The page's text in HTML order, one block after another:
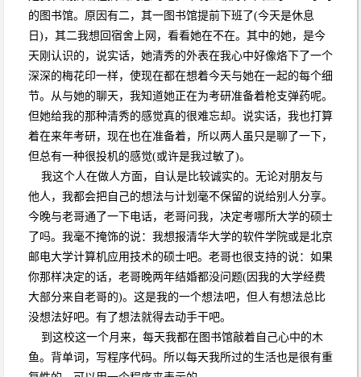
的图书馆。原因有二，其一图书馆提前下班了(今天是休息
日)，其二我想回宿舍上网，看看她在不在。其中的她，是今
天刚认识的，说实话，她清秀的外表在我心中好像烙下了一个
深深的梅花印一样，使现在都在想着今天与她在一起的每个细
节。从与她的聊天，我知道她正在为考研准备着枪支弹药呢。
但她给我的那种清秀的感觉真的很难忘却。说实话，我也打算
着在来年考研，现在也在准备着，所以两人虽只是聊了一下，
但总有一种很投机的感觉(或许是我过敏了)。
我这个人在做人方面，自认是比较诚实的。无论对朋友与
他人，我都会把自己的想法与计划毫不保留的说给别人分享。
今晚与老哥通了一下电话，老哥问我，决定考哪所大学的硕士
了吗。我毫不掩饰的说：我想报清华大学的软件学院或是北京
邮电大学计算机应用技术的硕士吧。老哥也很支持的说：如果
你那样决定的话，老哥晚两年结婚都没问题(因我的大学经费
大部分来自老哥的)。这是我的一个想法吧，但人有想法总比
没想法好吧。有了想法就得去动手干吧。
到这校这一个月来，每天我都在图书馆敲着自己心中的木
鱼。背单词，写程序代码。所以每天我所过的生活也是很有重